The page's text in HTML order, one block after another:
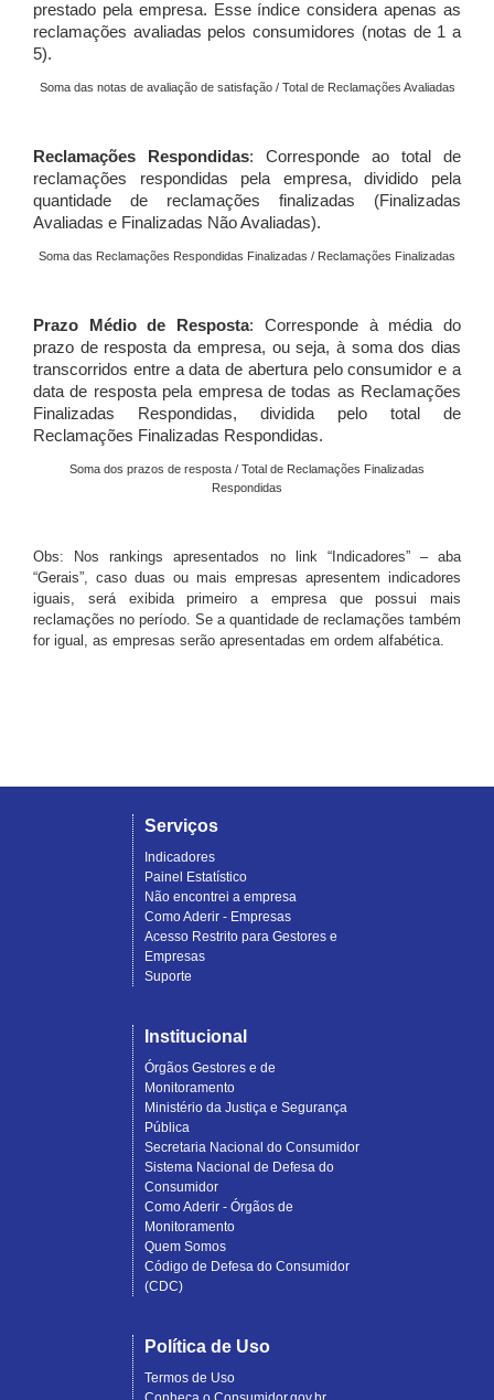
prestado pela empresa. Esse índice considera apenas as
reclamações avaliadas pelos consumidores (notas de 1 a
5).
Soma das notas de avaliação de satisfação / Total de Reclamações Avaliadas
Reclamações Respondidas: Corresponde ao total de
reclamações respondidas pela empresa, dividido pela
quantidade de reclamações finalizadas (Finalizadas
Avaliadas e Finalizadas Não Avaliadas).
Soma das Reclamações Respondidas Finalizadas / Reclamações Finalizadas
Prazo Médio de Resposta: Corresponde à média do
prazo de resposta da empresa, ou seja, à soma dos dias
transcorridos entre a data de abertura pelo consumidor e a
data de resposta pela empresa de todas as Reclamações
Finalizadas Respondidas, dividida pelo total de
Reclamações Finalizadas Respondidas.
Soma dos prazos de resposta / Total de Reclamações Finalizadas
Respondidas
Obs: Nos rankings apresentados no link “Indicadores” – aba
“Gerais”, caso duas ou mais empresas apresentem indicadores
iguais, será exibida primeiro a empresa que possui mais
reclamações no período. Se a quantidade de reclamações também
for igual, as empresas serão apresentadas em ordem alfabética.
Serviços
Indicadores
Painel Estatístico
Não encontrei a empresa
Como Aderir - Empresas
Acesso Restrito para Gestores e
Empresas
Suporte
Institucional
Órgãos Gestores e de
Monitoramento
Ministério da Justiça e Segurança
Pública
Secretaria Nacional do Consumidor
Sistema Nacional de Defesa do
Consumidor
Como Aderir - Órgãos de
Monitoramento
Quem Somos
Código de Defesa do Consumidor
(CDC)
Política de Uso
Termos de Uso